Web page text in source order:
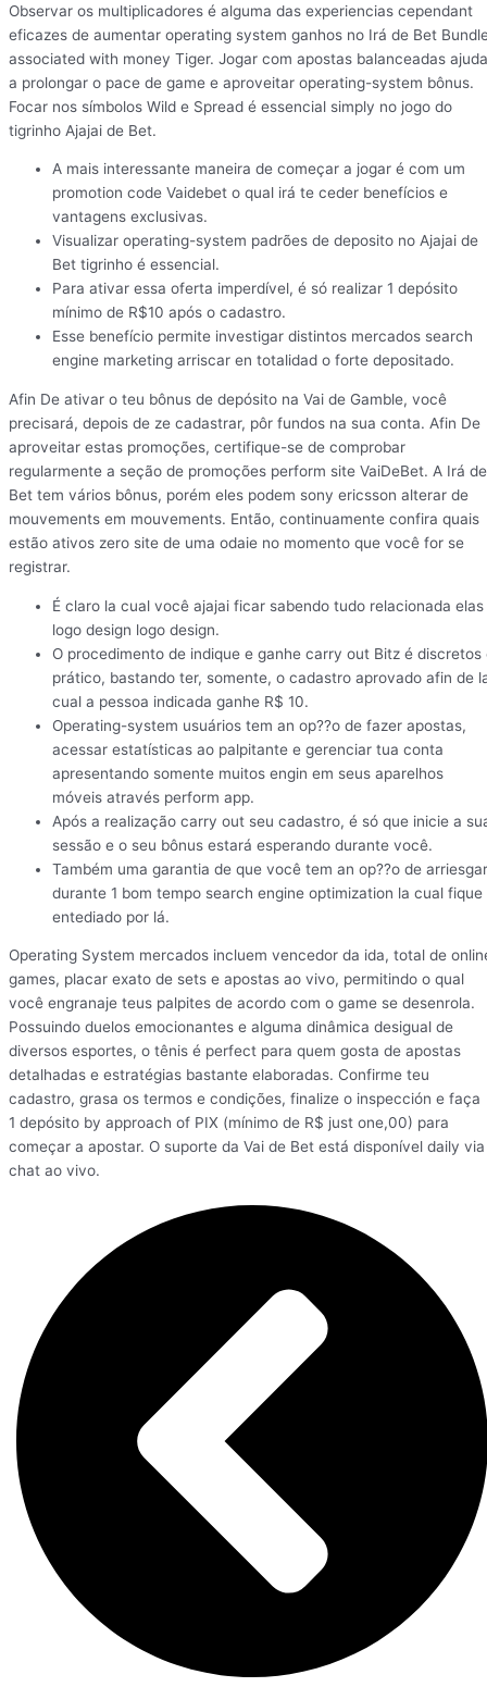
Observar os multiplicadores é alguma das experiencias cependant
eficazes de aumentar operating system ganhos no Irá de Bet
associated with money Tiger. Jogar com apostas balanceadas ajuda
a prolongar o pace de game e aproveitar operating-system bônus.
Focar nos símbolos Wild e Spread é essencial simply no jogo do
tigrinho Ajajai de Bet.
A mais interessante maneira de começar a jogar é com um
promotion code Vaidebet o qual irá te ceder benefícios e
vantagens exclusivas.
Visualizar operating-system padrões de deposito no Ajajai de
Bet tigrinho é essencial.
Para ativar essa oferta imperdível, é só realizar 1 depósito
mínimo de R$10 após o cadastro.
Esse benefício permite investigar distintos mercados search
engine marketing arriscar en totalidad o forte depositado.
Afin De ativar o teu bônus de depósito na Vai de Gamble, você
precisará, depois de ze cadastrar, pôr fundos na sua conta. Afin De
aproveitar estas promoções, certifique-se de comprobar
regularmente a seção de promoções perform site VaiDeBet. A Irá de
Bet tem vários bônus, porém eles podem sony ericsson alterar de
mouvements em mouvements. Então, continuamente confira quais
estão ativos zero site de uma odaie no momento que você for se
registrar.
É claro la cual você ajajai ficar sabendo tudo relacionada elas
logo design logo design.
O procedimento de indique e ganhe carry out Bitz é discretos
prático, bastando ter, somente, o cadastro aprovado afin de
cual a pessoa indicada ganhe R$ 10.
Operating-system usuários tem an op??o de fazer apostas,
acessar estatísticas ao palpitante e gerenciar tua conta
apresentando somente muitos engin em seus aparelhos
móveis através perform app.
Após a realização carry out seu cadastro, é só que inicie a
sessão e o seu bônus estará esperando durante você.
Também uma garantia de que você tem an op??o de arriesgar
durante 1 bom tempo search engine optimization la cual fique
entediado por lá.
Operating System mercados incluem vencedor da ida, total de
games, placar exato de sets e apostas ao vivo, permitindo o qual
você engranaje teus palpites de acordo com o game se desenrola.
Possuindo duelos emocionantes e alguma dinâmica desigual de
diversos esportes, o tênis é perfect para quem gosta de apostas
detalhadas e estratégias bastante elaboradas. Confirme teu
cadastro, grasa os termos e condições, finalize o inspección e faça
1 depósito by approach of PIX (mínimo de R$ just one,00) para
começar a apostar. O suporte da Vai de Bet está disponível daily via
chat ao vivo.